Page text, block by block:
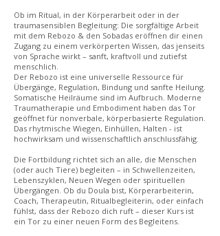
Ob im Ritual, in der Körperarbeit oder in der
traumasensiblen Begleitung: Die sorgfältige Arbeit
mit dem Rebozo & den Sobadas eröffnen dir einen
Zugang zu einem verkörperten Wissen, das jenseits
von Sprache wirkt – sanft, kraftvoll und zutiefst
menschlich.
Der Rebozo ist eine universelle Ressource für
Übergänge, Regulation, Bindung und sanfte Heilung.
Somatische Heilräume sind im Aufbruch. Moderne
Traumatherapie und Embodiment haben das Tor
geöffnet für nonverbale, körperbasierte Regulation.
Das rhytmische Wiegen, Einhüllen, Halten - ist
hochwirksam und wissenschaftlich anschlussfähig.
Die Fortbildung richtet sich an alle, die Menschen
(oder auch Tiere) begleiten – in Schwellenzeiten,
Lebenszyklen, Neuen Wegen oder spirituellen
Übergängen. Ob du Doula bist, Körperarbeiterin,
Coach, Therapeutin, Ritualbegleiterin, oder einfach
fühlst, dass der Rebozo dich ruft – dieser Kurs ist
ein Tor zu einer neuen Form des Begleitens.